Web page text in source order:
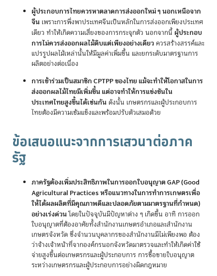
ผู้ประกอบการไทยควรหาตลาดการส่งออกใหม่ ๆ นอกเหนือจาก
จีน เพราะการพึ่งพาประเทศจีนเป็นหลักในการส่งออกเพียงประเทศ
เดียว ทำให้เกิดความเสี่ยงของการกระจุกตัว นอกจากนี้ ผู้ประกอบ
การไม่ควรส่งออกผลไม้ดิบแต่เพียงอย่างเดียวควรสร้างสรรค์และ
แปรรูปผลไม้เหล่านั้นให้มีมูลค่าเพิ่มขึ้น และยกระดับมาตรฐานการ
ผลิตอย่างต่อเนื่อง
การเข้าร่วมเป็นสมาชิก CPTPP ของไทย แม้จะทำให้โอกาสในการ
ส่งออกผลไม้ไทยมีเพิ่มขึ้น แต่อาจทำให้การแข่งขันใน
ประเทศไทยสูงขึ้นได้เช่นกัน ดังนั้น เกษตรกรและผู้ประกอบการ
ไทยต้องมีความเข้มแข็งและพร้อมปรับตัวเสมอด้วย
ข้อเสนอแนะจากการเสวนาต่อภาค
รัฐ
ภาครัฐต้องเพิ่มประสิทธิภาพในการออกใบอนุญาต GAP (Good
Agricultural Practices หรือแนวทางในการทำการเกษตรเพื่อ
ให้ได้ผลผลิตที่มีคุณภาพดีและปลอดภัยตามมาตรฐานที่กำหนด)
อย่างเร่งด่วนโดยในปัจจุบันมีปัญหาต่าง ๆ เกิดขึ้น อาทิ การออก
ใบอนุญาตที่ต้องอาศัยทั้งสำนักงานเกษตรอำเภอและสำนักงาน
เกษตรจังหวัด ซึ่งจำนวนบุคลากรของสำนักงานมีไม่เพียงพอ ต้อง
ว่าจ้างเจ้าหน้าที่จากองค์กรนอกจังหวัดมาตรวจและทำให้เกิดค่าใช้
จ่ายสูงขึ้นต่อเกษตรกรและผู้ประกอบการ การซื้อขายใบอนุญาต
ระหว่างเกษตรกรและผู้ประกอบการอย่างผิดกฎหมาย